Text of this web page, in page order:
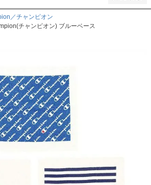
／チャンピオン
チャンピオン) ブルーベース